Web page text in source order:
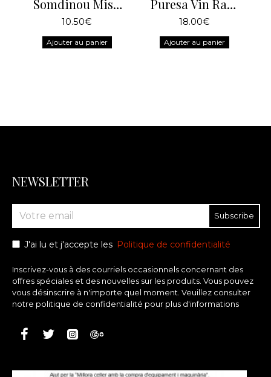
Somdinou Mistela Blanche
10.50€
Ajouter au panier
Puresa Vin Rance
18.00€
Ajouter au panier
NEWSLETTER
Subscribe
J'ai lu et j'accepte les Politique de confidentialité
Inscrivez-vous à des courriels occasionnels concernant des
offres spéciales et des nouvelles sur les produits. Vous pouvez
vous désinscrire à n'importe quel moment. Veuillez consulter
notre politique de confidentialité pour plus d'informations